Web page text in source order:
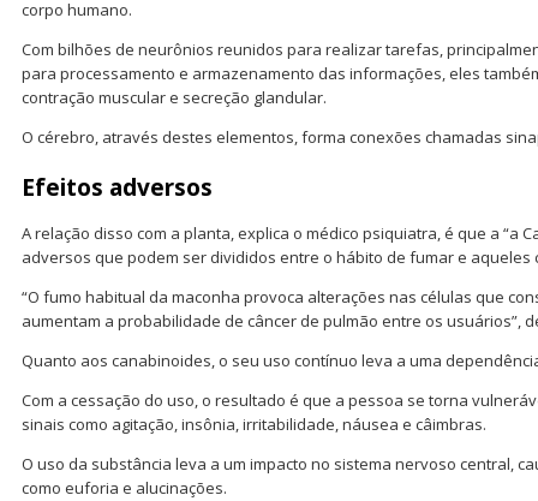
corpo humano.
Com bilhões de neurônios reunidos para realizar tarefas,
para processamento e armazenamento das informações, eles
contração muscular e secreção glandular.
O cérebro, através destes elementos, forma conexões chamadas
Efeitos adversos
A relação disso com a planta, explica o médico psiquiatra, é que a “a
adversos que podem ser divididos entre o hábito de fumar e aqueles
“O fumo habitual da maconha provoca alterações nas células que
aumentam a probabilidade de câncer de pulmão entre os usuários”,
Quanto aos canabinoides, o seu uso contínuo leva a uma
Com a cessação do uso, o resultado é que a pessoa se torna
sinais como agitação, insônia, irritabilidade, náusea e câimbras.
O uso da substância leva a um impacto no sistema nervoso central,
como euforia e alucinações.